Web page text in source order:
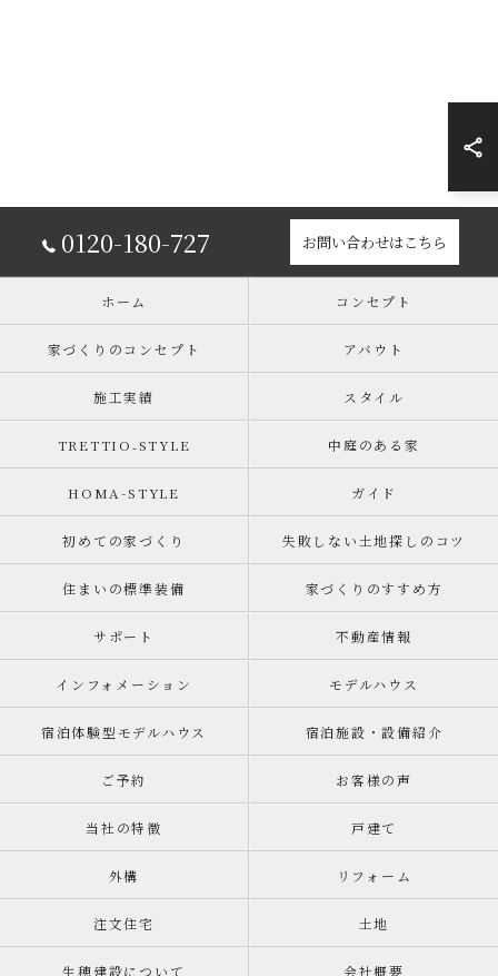
0120-180-727 お問い合わせはこちら
ホーム コンセプト
家づくりのコンセプト アバウト
施工実績 スタイル
TRETTIO₋STYLE 中庭のある家
HOMA-STYLE ガイド
初めての家づくり 失敗しない土地探しのコツ
住まいの標準装備 家づくりのすすめ方
サポート 不動産情報
インフォメーション モデルハウス
宿泊体験型モデルハウス 宿泊施設・設備紹介
ご予約 お客様の声
当社の特徴 戸建て
外構 リフォーム
注文住宅 土地
生穂建設について 会社概要